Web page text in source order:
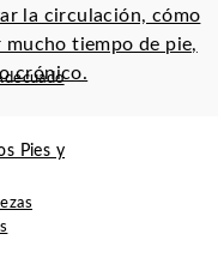
la circulación, cómo
tiempo de pie,
crónico.
Pies y